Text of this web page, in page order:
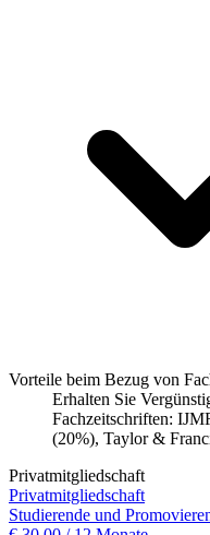
Vorteile beim Bezug von
Erhalten Sie
Fachzeitschriften:
(20%), Taylor &
Privatmitgliedschaft
Privatmitgliedschaft
Studierende und